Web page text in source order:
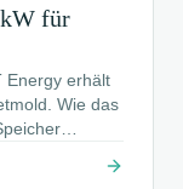
für
Energy erhält
Wie das